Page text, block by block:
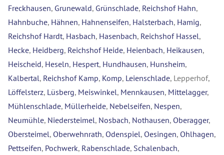
Freckhausen, Grunewald, Grünschlade, Reichshof Hahn,
Hahnbuche, Hähnen, Hahnenseifen, Halsterbach, Hamig,
Reichshof Hardt, Hasbach, Hasenbach, Reichshof Hassel,
Hecke, Heidberg, Reichshof Heide, Heienbach, Heikausen,
Heischeid, Heseln, Hespert, Hundhausen, Hunsheim,
Kalbertal, Reichshof Kamp, Komp, Leienschlade, Lepperhof,
Löffelsterz, Lüsberg, Meiswinkel, Mennkausen, Mittelagger,
Mühlenschlade, Müllerheide, Nebelseifen, Nespen,
Neumühle, Niedersteimel, Nosbach, Nothausen, Oberagger,
Obersteimel, Oberwehnrath, Odenspiel, Oesingen, Ohlhagen,
Pettseifen, Pochwerk, Rabenschlade, Schalenbach,